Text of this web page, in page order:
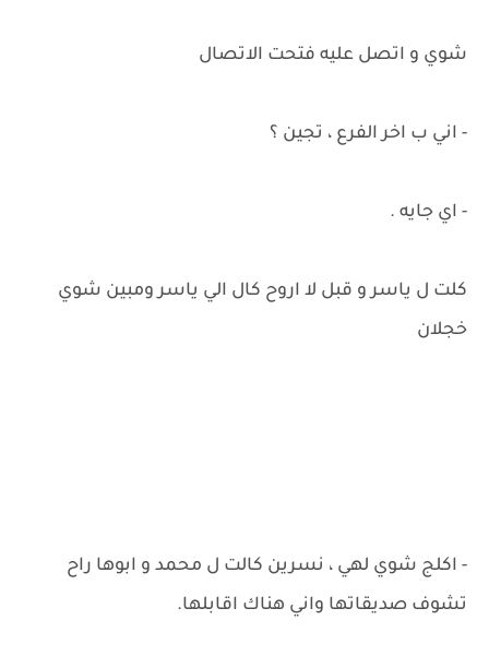
شوي و اتصل عليه فتحت الاتصال
- اني ب اخر الفرع ، تجين ؟
- اي جايه .
كلت ل ياسر و قبل لا اروح كال الي ياسر ومبين شوي
خجلان
- اكلج شوي لهي ، نسرين كالت ل محمد و ابوها راح
تشوف صديقاتها واني هناك اقابلها.